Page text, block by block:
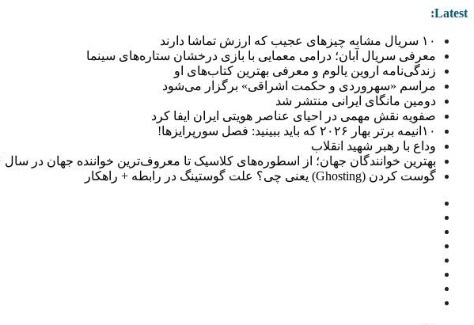
Latest:
۱۰ سریال مشابه چیزهای عجیب که ارزش تماشا دارند
معرفی سریال آبان؛ درامی معمایی با بازی درخشان ستاره‌های سینما
زندگی‌نامه اروین یالوم و معرفی بهترین کتاب‌های او
مراسم «سهروردی و حکمت اشراقی» برگزار می‌شود
دومین مانگای ایرانی منتشر شد
صفویه نقش مهمی در احیای عناصر هویتی ایران ایفا کرد
۱۰انیمه برتر بهار ۲۰۲۶ که باید ببینید: فصل سورپرایزها!
وداع با رهبر شهید انقلاب
بهترین خوانندگان جهان؛ از اسطوره‌های کلاسیک تا معروف‌ترین خواننده جهان در سال ۲۰۲۶
گوست کردن (Ghosting) یعنی چی؟ علت گوستینگ در رابطه + راهکار